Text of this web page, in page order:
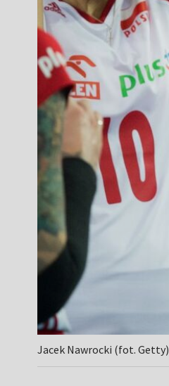
Jacek Nawrocki (fot. Getty)